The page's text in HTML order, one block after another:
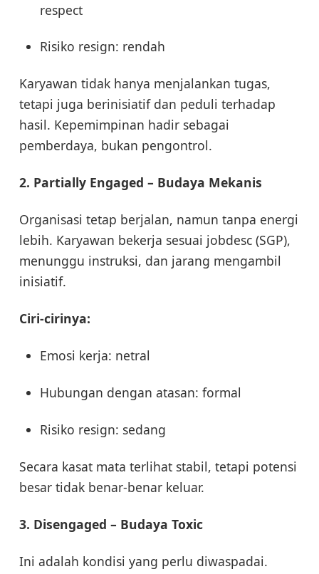
respect
Risiko resign: rendah
Karyawan tidak hanya menjalankan tugas,
tetapi juga berinisiatif dan peduli terhadap
hasil. Kepemimpinan hadir sebagai
pemberdaya, bukan pengontrol.
2. Partially Engaged – Budaya Mekanis
Organisasi tetap berjalan, namun tanpa energi
lebih. Karyawan bekerja sesuai jobdesc (SGP),
menunggu instruksi, dan jarang mengambil
inisiatif.
Ciri-cirinya:
Emosi kerja: netral
Hubungan dengan atasan: formal
Risiko resign: sedang
Secara kasat mata terlihat stabil, tetapi potensi
besar tidak benar-benar keluar.
3. Disengaged – Budaya Toxic
Ini adalah kondisi yang perlu diwaspadai.